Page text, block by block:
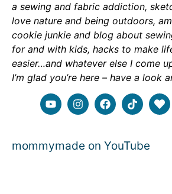
a sewing and fabric addiction,
love nature and being outdoors,
cookie junkie and blog about
for and with kids, hacks to make
easier…and whatever else I come
I’m glad you’re here – have a look
mommymade on YouTube